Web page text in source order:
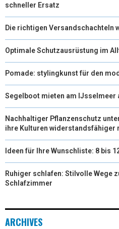
schneller Ersatz
Die richtigen Versandschachteln
Optimale Schutzausrüstung im
Pomade: stylingkunst für den
Segelboot mieten am IJsselmeer
Nachhaltiger Pflanzenschutz
ihre Kulturen widerstandsfähiger
Ideen für Ihre Wunschliste: 8 bis
Ruhiger schlafen: Stilvolle Wege
Schlafzimmer
ARCHIVES